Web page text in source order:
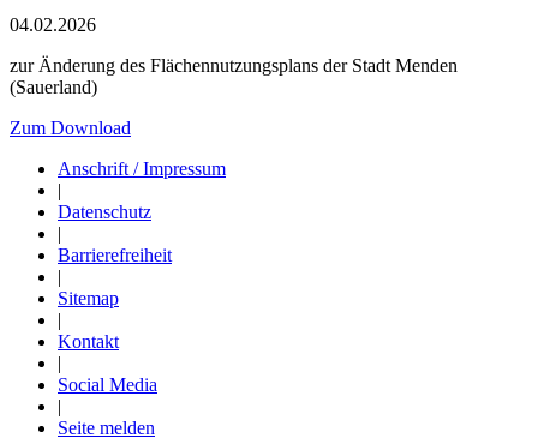
04.02.2026
zur Änderung des Flächennutzungsplans der Stadt Menden
(Sauerland)
Zum Download
Anschrift / Impressum
|
Datenschutz
|
Barrierefreiheit
|
Sitemap
|
Kontakt
|
Social Media
|
Seite melden